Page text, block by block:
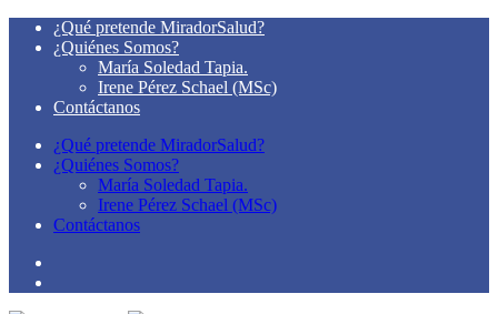
¿Qué pretende MiradorSalud?
¿Quiénes Somos?
María Soledad Tapia.
Irene Pérez Schael (MSc)
Contáctanos
¿Qué pretende MiradorSalud?
¿Quiénes Somos?
María Soledad Tapia.
Irene Pérez Schael (MSc)
Contáctanos